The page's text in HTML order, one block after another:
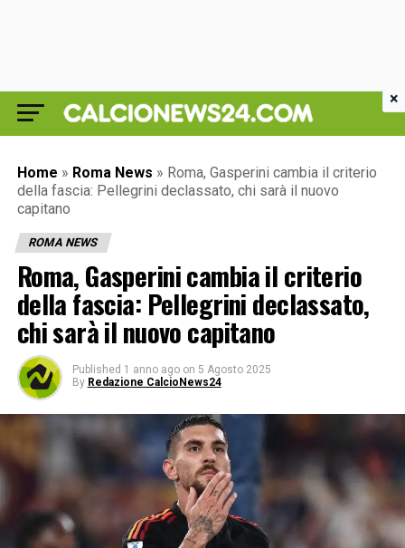
Home » Roma News » Roma, Gasperini cambia il criterio
della fascia: Pellegrini declassato, chi sarà il nuovo
capitano
ROMA NEWS
Roma, Gasperini cambia il criterio
della fascia: Pellegrini declassato,
chi sarà il nuovo capitano
Published 1 anno ago on 5 Agosto 2025
By Redazione CalcioNews24
×